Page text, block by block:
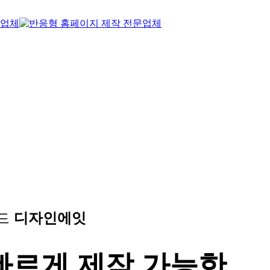
디자인에잇